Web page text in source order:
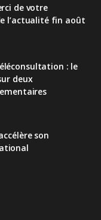
de votre
l’actualité fin août
: le
deux
son